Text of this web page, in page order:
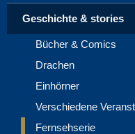
Geschichte & stories
Bücher & Comics
Drachen
Einhörner
Verschiedene
Fernsehserie